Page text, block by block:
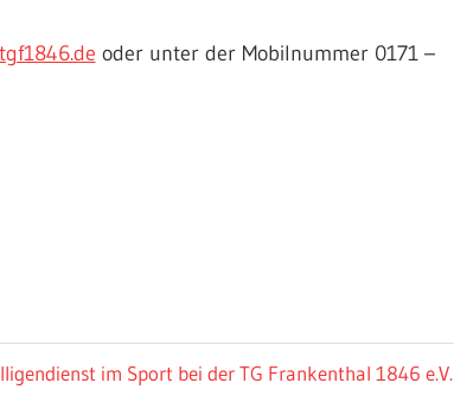
oder unter der Mobilnummer 0171 –
im Sport bei der TG Frankenthal 1846 e.V.